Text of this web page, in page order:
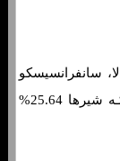
بالا، سانفرانسیسکو
79.16% برای شکست دیترویت دارد در حالی کـه شیرها 25.64%